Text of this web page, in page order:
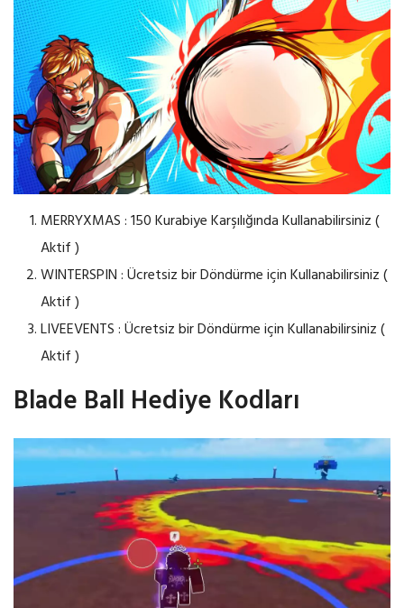
MERRYXMAS : 150 Kurabiye Karşılığında Kullanabilirsiniz (
Aktif )
WINTERSPIN : Ücretsiz bir Döndürme için Kullanabilirsiniz (
Aktif )
LIVEEVENTS : Ücretsiz bir Döndürme için Kullanabilirsiniz (
Aktif )
Blade Ball Hediye Kodları